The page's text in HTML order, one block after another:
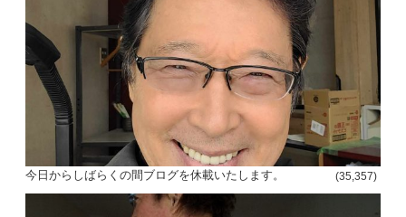
今日からしばらくの間ブログを休載いたします。 (35,357)